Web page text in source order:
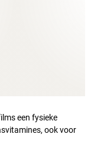
een fysieke
ook voor